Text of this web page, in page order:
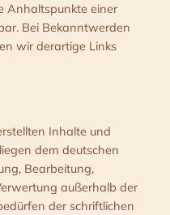
Anhaltspunkte einer
Bei Bekanntwerden
wir derartige Links
Inhalte und
dem deutschen
Bearbeitung,
außerhalb der
der schriftlichen